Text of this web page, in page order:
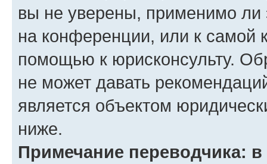
вы не уверены, применимо ли
на конференции, или к самой
помощью к юрисконсульту.
не может давать
является объектом
ниже.
Примечание переводчика: